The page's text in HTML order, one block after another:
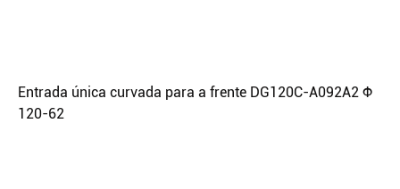
Entrada única curvada para a frente DG120C-A092A2 Φ
120-62